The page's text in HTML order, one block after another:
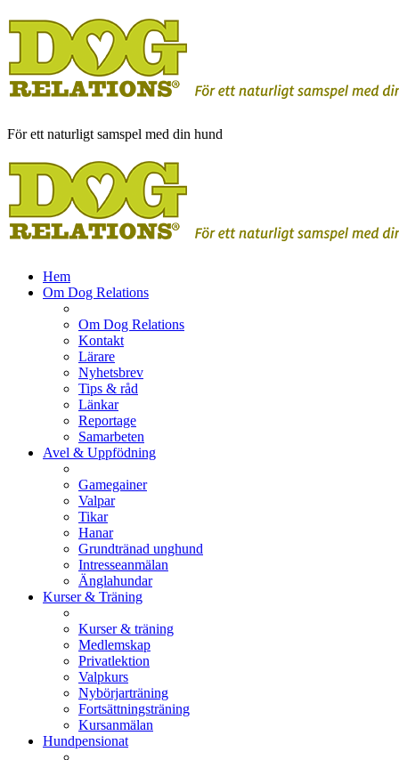
För ett naturligt samspel med din hund
Hem
Om Dog Relations
Om Dog Relations
Kontakt
Lärare
Nyhetsbrev
Tips & råd
Länkar
Reportage
Samarbeten
Avel & Uppfödning
Gamegainer
Valpar
Tikar
Hanar
Grundtränad unghund
Intresseanmälan
Änglahundar
Kurser & Träning
Kurser & träning
Medlemskap
Privatlektion
Valpkurs
Nybörjarträning
Fortsättningsträning
Kursanmälan
Hundpensionat